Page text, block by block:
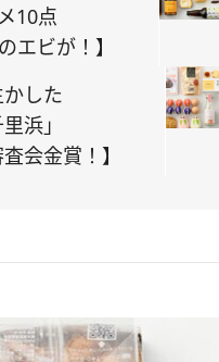
10点
エビが！】
した
浜」
会金賞！】